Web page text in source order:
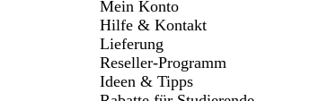
Mein Konto
Hilfe & Kontakt
Lieferung
Reseller-Programm
Ideen & Tipps